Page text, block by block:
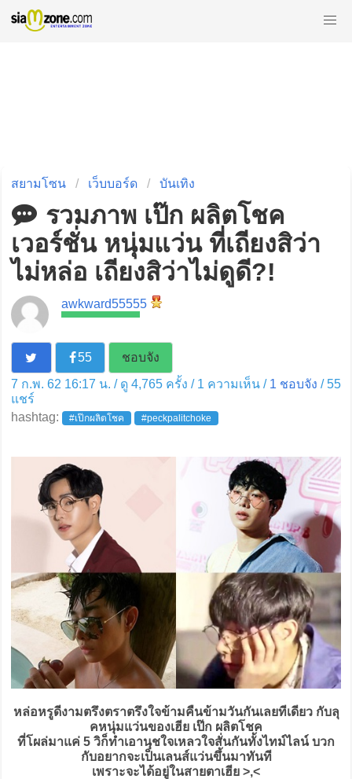
สยามโซน เว็บบอร์ด บันเทิง
รวมภาพ เป๊ก ผลิตโชค
เวอร์ชั่น หนุ่มแว่น ที่เถียงสิว่า
ไม่หล่อ เถียงสิว่าไม่ดูดี?!
awkward55555
55
ชอบจัง
7 ก.พ. 62 16:17 น. / ดู 4,765 ครั้ง / 1 ความเห็น / 1 ชอบจัง /55
แชร์
hashtag:
#เป๊กผลิตโชค #peckpalitchoke
หล่อหรูดีงามตรึงตราตรึงใจข้ามคืนข้ามวันกันเลยทีเดียว กับลุ
คหนุ่มแว่นของเฮีย เป๊ก ผลิตโชค
ที่โผล่มาแค่ 5 วิก็ทำเอานุชใจเหลวใจสั่นกันทั้งไทม์ไลน์ บวก
กับอยากจะเป็นเลนส์แว่นขึ้นมาทันที
เพราะจะได้อยู่ในสายตาเฮีย >,<